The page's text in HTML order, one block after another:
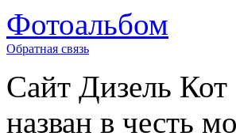
Фотоальбом
Обратная связь
Сайт Дизель Кот
назван в честь